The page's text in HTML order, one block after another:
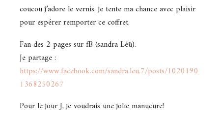
coucou j’adore le vernis, je tente ma chance avec plaisir
pour espérer remporter ce coffret.
Fan des 2 pages sur fB (sandra Léü).
Je partage :
https://www.facebook.com/sandra.leu.7/posts/1020190
1368250267
Pour le jour J, je voudrais une jolie manucure!